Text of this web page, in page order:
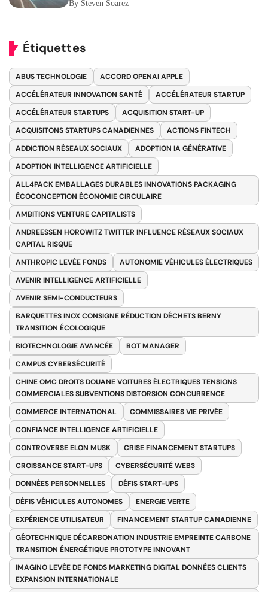
By Steven Soarez
Étiquettes
ABUS TECHNOLOGIE
ACCORD OPENAI APPLE
ACCÉLÉRATEUR INNOVATION SANTÉ
ACCÉLÉRATEUR STARTUP
ACCÉLÉRATEUR STARTUPS
ACQUISITION START-UP
ACQUISITONS STARTUPS CANADIENNES
ACTIONS FINTECH
ADDICTION RÉSEAUX SOCIAUX
ADOPTION IA GÉNÉRATIVE
ADOPTION INTELLIGENCE ARTIFICIELLE
ALL4PACK EMBALLAGES DURABLES INNOVATIONS PACKAGING
ÉCOCONCEPTION ÉCONOMIE CIRCULAIRE
AMBITIONS VENTURE CAPITALISTS
ANDREESSEN HOROWITZ TWITTER INFLUENCE RÉSEAUX SOCIAUX
CAPITAL RISQUE
ANTHROPIC LEVÉE FONDS
AUTONOMIE VÉHICULES ÉLECTRIQUES
AVENIR INTELLIGENCE ARTIFICIELLE
AVENIR SEMI-CONDUCTEURS
BARQUETTES INOX CONSIGNE RÉDUCTION DÉCHETS BERNY
TRANSITION ÉCOLOGIQUE
BIOTECHNOLOGIE AVANCÉE
BOT MANAGER
CAMPUS CYBERSÉCURITÉ
CHINE OMC DROITS DOUANE VOITURES ÉLECTRIQUES TENSIONS
COMMERCIALES SUBVENTIONS DISTORSION CONCURRENCE
COMMERCE INTERNATIONAL
COMMISSAIRES VIE PRIVÉE
CONFIANCE INTELLIGENCE ARTIFICIELLE
CONTROVERSE ELON MUSK
CRISE FINANCEMENT STARTUPS
CROISSANCE START-UPS
CYBERSÉCURITÉ WEB3
DONNÉES PERSONNELLES
DÉFIS START-UPS
DÉFIS VÉHICULES AUTONOMES
ENERGIE VERTE
EXPÉRIENCE UTILISATEUR
FINANCEMENT STARTUP CANADIENNE
GÉOTECHNIQUE DÉCARBONATION INDUSTRIE EMPREINTE CARBONE
TRANSITION ÉNERGÉTIQUE PROTOTYPE INNOVANT
IMAGINO LEVÉE DE FONDS MARKETING DIGITAL DONNÉES CLIENTS
EXPANSION INTERNATIONALE